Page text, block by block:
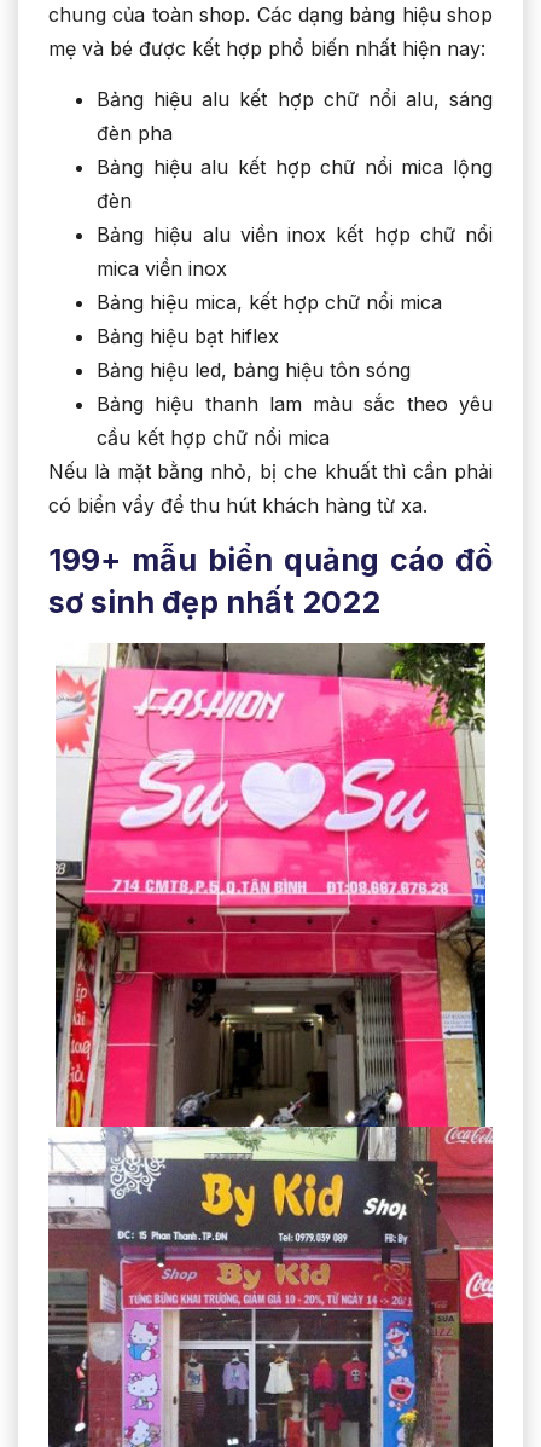
chung của toàn shop. Các dạng bảng hiệu shop
mẹ và bé được kết hợp phổ biến nhất hiện nay:
Bảng hiệu alu kết hợp chữ nổi alu, sáng
đèn pha
Bảng hiệu alu kết hợp chữ nổi mica lộng
đèn
Bảng hiệu alu viền inox kết hợp chữ nổi
mica viền inox
Bảng hiệu mica, kết hợp chữ nổi mica
Bảng hiệu bạt hiflex
Bảng hiệu led, bảng hiệu tôn sóng
Bảng hiệu thanh lam màu sắc theo yêu
cầu kết hợp chữ nổi mica
Nếu là mặt bằng nhỏ, bị che khuất thì cần phải
có biển vẩy để thu hút khách hàng từ xa.
199+ mẫu biển quảng cáo đồ
sơ sinh đẹp nhất 2022